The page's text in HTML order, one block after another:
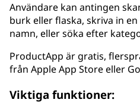
Användare kan antingen
burk eller flaska, skriva in
namn, eller söka efter
ProductApp är gratis,
från Apple App Store eller
Viktiga funktioner: